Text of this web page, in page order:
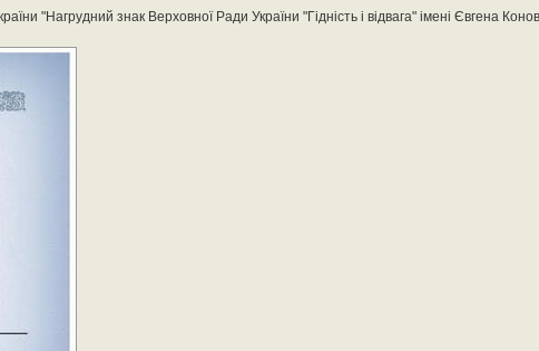
"Нагрудний знак Верховної Ради України "Гідність і відвага" імені Євгена